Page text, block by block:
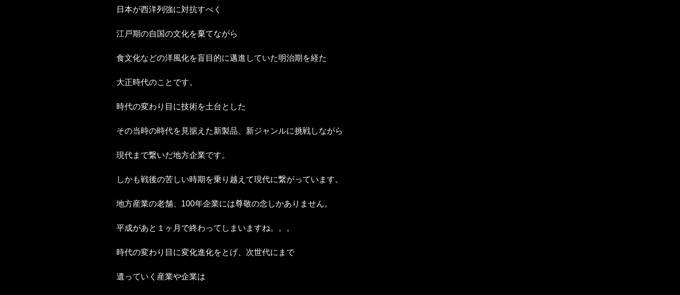
日本が西洋列強に対抗すべく
江戸期の自国の文化を棄てながら
食文化などの洋風化を盲目的に邁進していた明治期を経た
大正時代のことです。
時代の変わり目に技術を土台とした
その当時の時代を見据えた新製品、新ジャンルに挑戦しながら
現代まで繋いだ地方企業です。
しかも戦後の苦しい時期を乗り越えて現代に繋がっています。
地方産業の老舗、100年企業には尊敬の念しかありません。
平成があと１ヶ月で終わってしまいますね。。。
時代の変わり目に変化進化をとげ、次世代にまで
遺っていく産業や企業は